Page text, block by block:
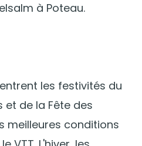
à Poteau.
les festivités du
et de la Fête des
meilleures conditions